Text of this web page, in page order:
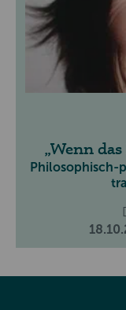
Wenn
Philosophisch-